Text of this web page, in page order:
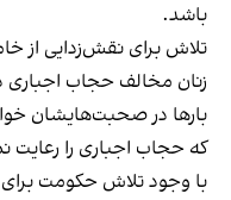
باشد.
تلاش برای نقش‌زدایی از
زنان مخالف حجاب اجباری
بارها در صحبت‌هایشان
که حجاب اجباری را رعایت
با وجود تلاش حکومت برای